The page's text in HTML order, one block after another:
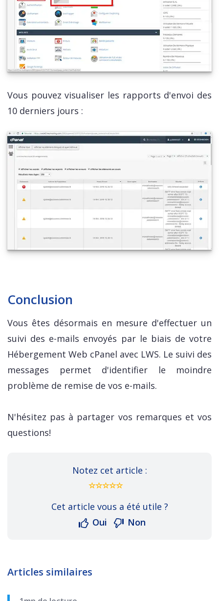
Vous pouvez visualiser les rapports d'envoi des
10 derniers jours :
Conclusion
Vous êtes désormais en mesure d'effectuer un
suivi des e-mails envoyés par le biais de votre
Hébergement Web cPanel avec LWS. Le suivi des
messages permet d'identifier le moindre
problème de remise de vos e-mails.
N'hésitez pas à partager vos remarques et vos
questions!
Notez cet article :
Cet article vous a été utile ?
Oui
Non
Articles similaires